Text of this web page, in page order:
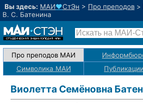
Вы здесь: МАИ♥СтЭн > Про преподов >
В. С. Батенина
Про преподов МАИ
Символика МАИ
Публикации
Виолетта Семёновна